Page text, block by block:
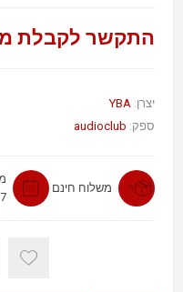
התקשר לקבלת
יצרן: YBA
ספק: audioclub
משלוח חינם
7 ימי עסקים